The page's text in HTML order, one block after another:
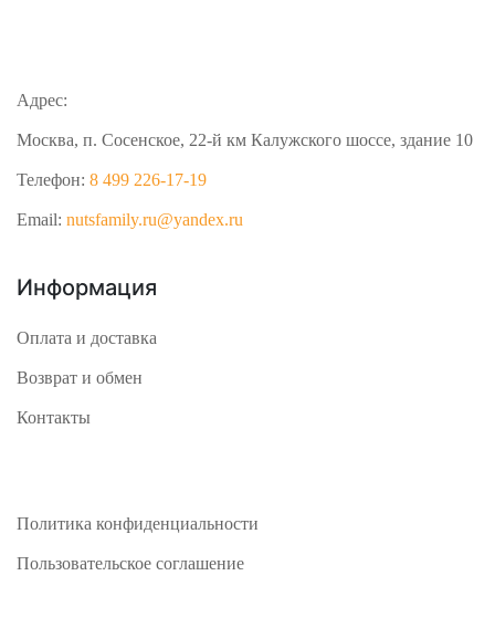
Адрес:
Москва, п. Сосенское, 22-й км Калужского шоссе, здание 10
Телефон: 8 499 226-17-19
Email: nutsfamily.ru@yandex.ru
Информация
Оплата и доставка
Возврат и обмен
Контакты
Политика конфиденциальности
Пользовательское соглашение